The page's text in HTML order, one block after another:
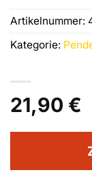
21,90 €
Artikelnummer:
Kategorie: